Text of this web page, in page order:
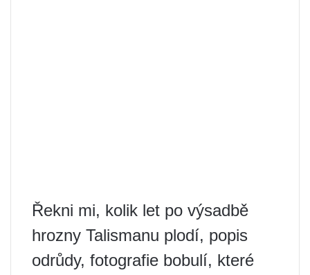
Řekni mi, kolik let po výsadbě
hrozny Talismanu plodí, popis
odrůdy, fotografie bobulí, které